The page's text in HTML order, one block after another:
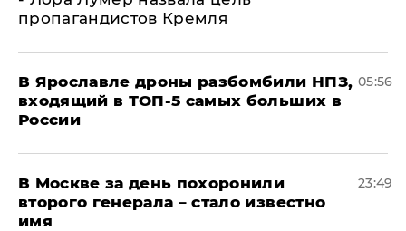
пропагандистов Кремля
В Ярославле дроны разбомбили НПЗ,
входящий в ТОП-5 самых больших в
России
05:56
В Москве за день похоронили
второго генерала – стало известно
имя
23:49